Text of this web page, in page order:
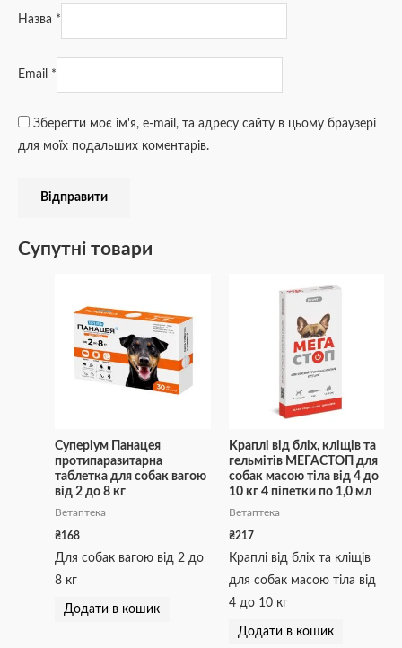
Назва *
Email *
Зберегти моє ім'я, e-mail, та адресу сайту в цьому браузері
для моїх подальших коментарів.
Супутні товари
Суперіум Панацея
протипаразитарна
таблетка для собак вагою
від 2 до 8 кг
Ветаптека
₴168
Для собак вагою від 2 до
8 кг
Додати в кошик
Краплі від бліх, кліщів та
гельмітів МЕГАСТОП для
собак масою тіла від 4 до
10 кг 4 піпетки по 1,0 мл
Ветаптека
₴217
Краплі від бліх та кліщів
для собак масою тіла від
4 до 10 кг
Додати в кошик